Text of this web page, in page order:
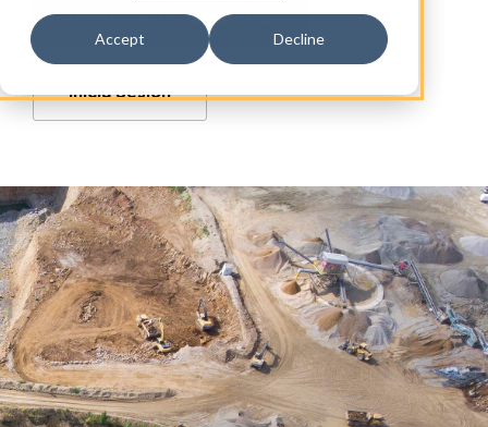
Accept Decline
Únete a esta comunidad
Inicia Sesión